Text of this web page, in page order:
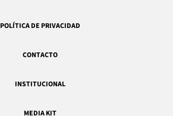
POLÍTICA DE PRIVACIDAD
CONTACTO
INSTITUCIONAL
MEDIA KIT